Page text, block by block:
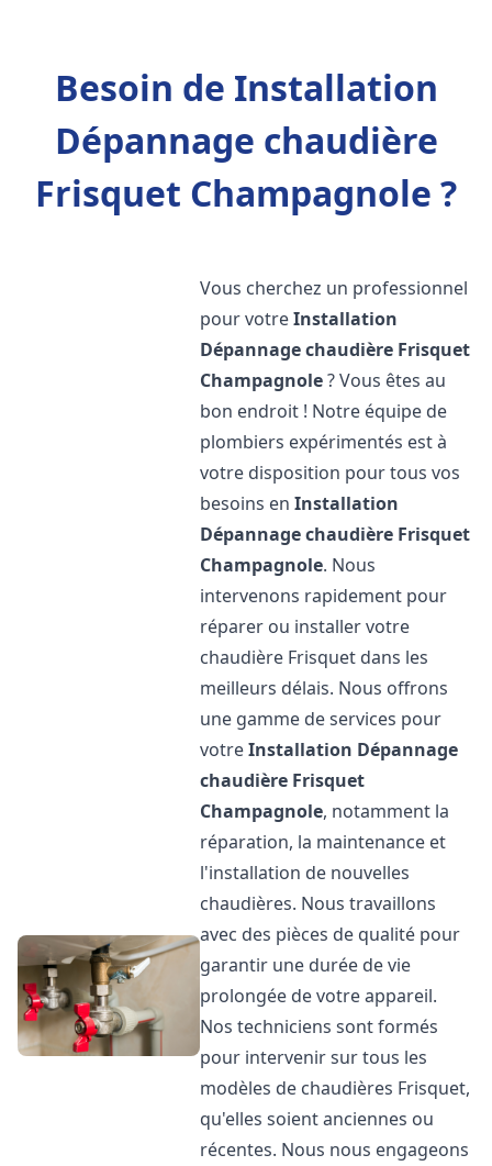
Besoin de Installation
Dépannage chaudière
Frisquet Champagnole ?
Vous cherchez un professionnel
pour votreInstallation
Dépannage chaudière Frisquet
Champagnole? Vous êtes au
bon endroit ! Notre équipe de
plombiers expérimentés est à
votre disposition pour tous vos
besoins enInstallation
Dépannage chaudière Frisquet
Champagnole. Nous
intervenons rapidement pour
réparer ou installer votre
chaudière Frisquet dans les
meilleurs délais. Nous offrons
une gamme de services pour
votreInstallation Dépannage
chaudière Frisquet
Champagnole, notamment la
réparation, la maintenance et
l'installation de nouvelles
chaudières. Nous travaillons
avec des pièces de qualité pour
garantir une durée de vie
prolongée de votre appareil.
Nos techniciens sont formés
pour intervenir sur tous les
modèles de chaudières Frisquet,
qu'elles soient anciennes ou
récentes. Nous nous engageons